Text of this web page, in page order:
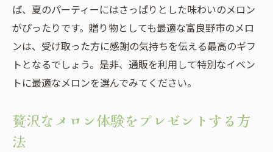
ば、夏のパーティーにはさっぱりとした味わいのメロン
がぴったりです。贈り物としても最適な富良野市のメロ
ンは、受け取った方に感謝の気持ちを伝える最高のギフ
トとなるでしょう。是非、通販を利用して特別なイベン
トに最適なメロンを選んでみてください。
贅沢なメロン体験をプレゼントする方
法